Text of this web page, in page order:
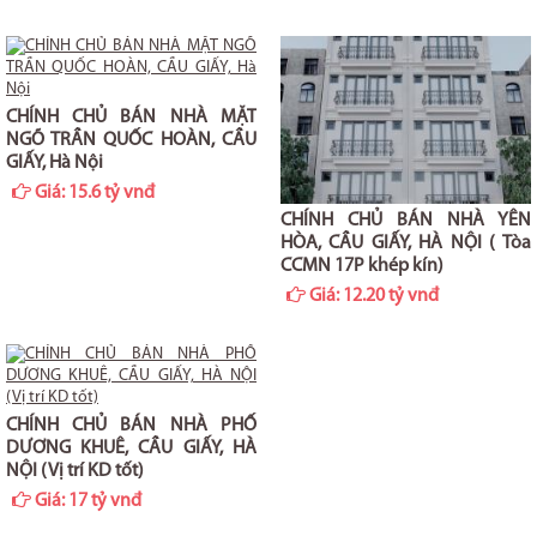
CHÍNH CHỦ BÁN NHÀ MẶT
NGÕ TRẦN QUỐC HOÀN, CẦU
GIẤY, Hà Nội
Giá:15.6 tỷ vnđ
CHÍNH CHỦ BÁN NHÀ YÊN
HÒA, CẦU GIẤY, HÀ NỘI ( Tòa
CCMN 17P khép kín)
Giá:12.20 tỷ vnđ
CHÍNH CHỦ BÁN NHÀ PHỐ
DƯƠNG KHUÊ, CẦU GIẤY, HÀ
NỘI (Vị trí KD tốt)
Giá:17 tỷ vnđ